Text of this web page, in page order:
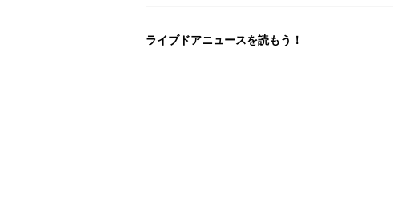
ライブドアニュースを読もう！